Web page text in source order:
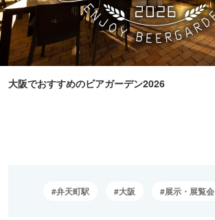
大阪でおすすめのビアガーデン2026
弁天町駅 大阪 展示・展覧会